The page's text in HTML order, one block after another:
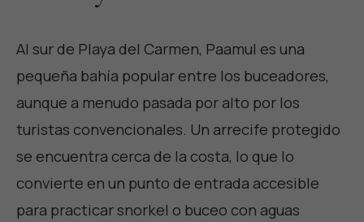
Al sur de Playa del Carmen, Paamul es una
pequeña bahía popular entre los buceadores,
aunque a menudo pasada por alto por los
turistas convencionales. Un arrecife protegido
se encuentra cerca de la costa, lo que lo
convierte en un punto de entrada accesible
para practicar snorkel o buceo con aguas